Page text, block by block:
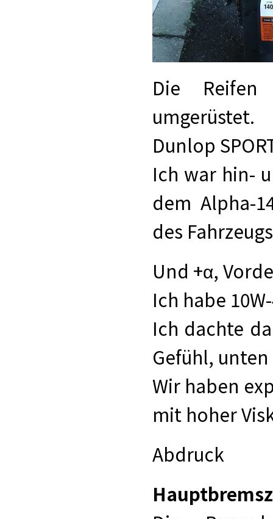
Die
umgerüstet.
Dunlop
Ich war hin-
dem Alpha-
des
Und +α,
Ich habe
Ich dachte
Gefühl,
Wir haben
mit hoher
Abdruck